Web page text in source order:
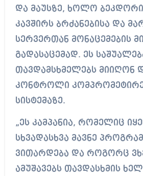
და მაუსზე, ხოლო
კავშირს ბრძანებისა და
სერვერთან მონაცემების
გადასაცემად. ეს
თავდამსხმელებს მიიღონ
კონტროლი
სისტემაზე.
„ეს კამპანია, რომელიც
სხვადასხვა მავნე
ვითარდება და როგორც
ამუშავებს თავდასხმის